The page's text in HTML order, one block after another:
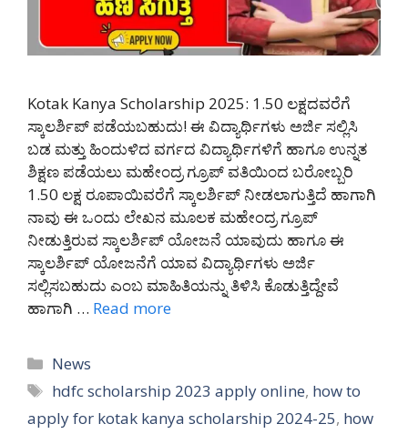
Kotak Kanya Scholarship 2025: 1.50 ಲಕ್ಷದವರೆಗೆ
ಸ್ಕಾಲರ್ಶಿಪ್ ಪಡೆಯಬಹುದು! ಈ ವಿದ್ಯಾರ್ಥಿಗಳು ಅರ್ಜಿ ಸಲ್ಲಿಸಿ
ಬಡ ಮತ್ತು ಹಿಂದುಳಿದ ವರ್ಗದ ವಿದ್ಯಾರ್ಥಿಗಳಿಗೆ ಹಾಗೂ ಉನ್ನತ
ಶಿಕ್ಷಣ ಪಡೆಯಲು ಮಹೇಂದ್ರ ಗ್ರೂಪ್ ವತಿಯಿಂದ ಬರೋಬ್ಬರಿ
1.50 ಲಕ್ಷ ರೂಪಾಯಿವರೆಗೆ ಸ್ಕಾಲರ್ಶಿಪ್ ನೀಡಲಾಗುತ್ತಿದೆ ಹಾಗಾಗಿ
ನಾವು ಈ ಒಂದು ಲೇಖನ ಮೂಲಕ ಮಹೇಂದ್ರ ಗ್ರೂಪ್
ನೀಡುತ್ತಿರುವ ಸ್ಕಾಲರ್ಶಿಪ್ ಯೋಜನೆ ಯಾವುದು ಹಾಗೂ ಈ
ಸ್ಕಾಲರ್ಶಿಪ್ ಯೋಜನೆಗೆ ಯಾವ ವಿದ್ಯಾರ್ಥಿಗಳು ಅರ್ಜಿ
ಸಲ್ಲಿಸಬಹುದು ಎಂಬ ಮಾಹಿತಿಯನ್ನು ತಿಳಿಸಿ ಕೊಡುತ್ತಿದ್ದೇವೆ
ಹಾಗಾಗಿ … Read more
Categories
News
Tags
hdfc scholarship 2023 apply online, how to
apply for kotak kanya scholarship 2024-25, how